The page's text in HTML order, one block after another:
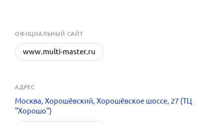
OФИЦИАЛЬНЫЙ САЙТ
www.multi-master.ru
АДРЕС
Москва, Хорошёвский, Хорошёвское шоссе, 27 (ТЦ
"Хорошо")